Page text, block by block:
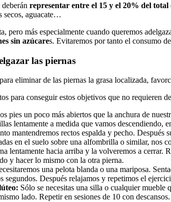
representar entre el 15 y el 20% del
secos, aguacate…
pero más especialmente cuando queremos
sin azúcares. Evitaremos por tanto el consumo
las piernas
eliminar de las piernas la grasa localizada,
para conseguir estos objetivos que no requieren
pies un poco más abiertos que la anchura de
lentamente a medida que vamos descendiendo,
mantendremos rectos espalda y pecho. Después
en el suelo sobre una alfombrilla o similar, nos
lentamente hacia arriba y la volveremos a cerrar.
y hacer lo mismo con la otra pierna.
una pelota blanda o una mariposa.
segundos. Después relajamos y repetimos el
: Sólo se necesitas una silla o cualquier mueble
lado. Repetir en sesiones de 10 con descansos.